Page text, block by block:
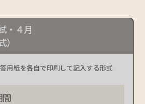
・４月
）
用紙を各自で印刷して記入する形式